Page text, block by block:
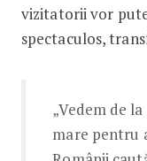
vizitatorii vor
spectaculos,
„Vedem de
mare pentru